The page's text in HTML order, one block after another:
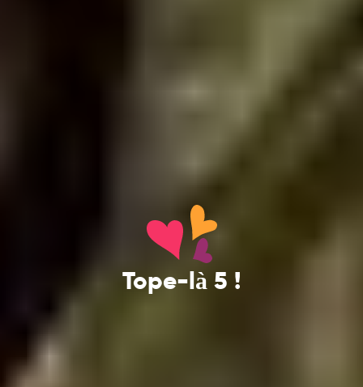
Tope-là 5 !